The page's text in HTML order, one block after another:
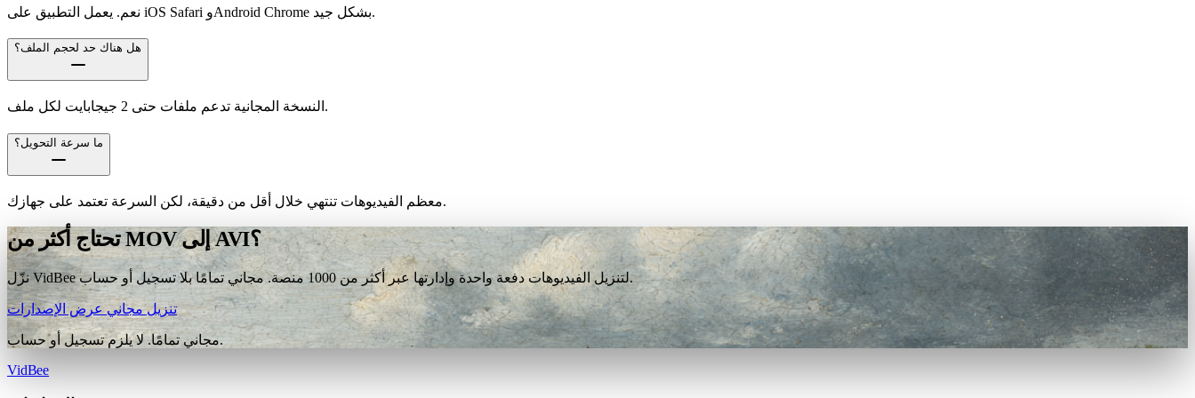
نعم. يعمل التطبيق على iOS Safari وAndroid Chrome بشكل جيد.
هل هناك حد لحجم الملف؟
النسخة المجانية تدعم ملفات حتى 2 جيجابايت لكل ملف.
ما سرعة التحويل؟
معظم الفيديوهات تنتهي خلال أقل من دقيقة، لكن السرعة تعتمد على جهازك.
تحتاج أكثر من MOV إلى AVI؟
نزّل VidBee لتنزيل الفيديوهات دفعة واحدة وإدارتها عبر أكثر من 1000 منصة. مجاني تمامًا بلا تسجيل أو حساب.
تنزيل مجانيعرض الإصدارات
مجاني تمامًا. لا يلزم تسجيل أو حساب.
VidBee